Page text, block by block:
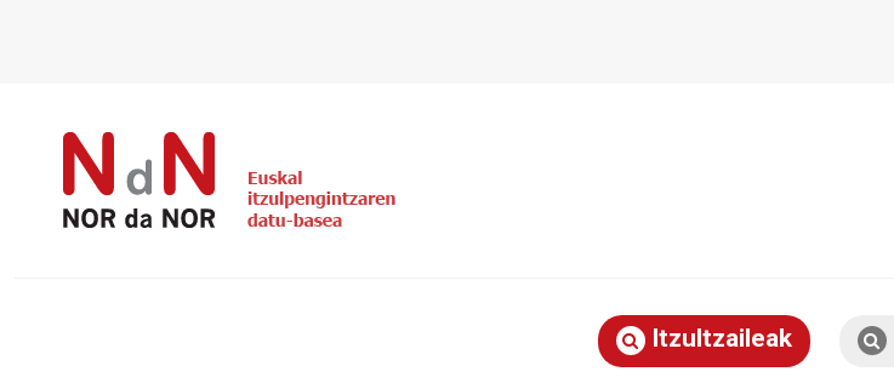
Itzultzaileak